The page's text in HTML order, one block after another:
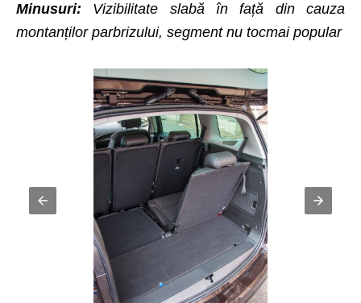
Minusuri: Vizibilitate slabă în față din cauza
montanților parbrizului, segment nu tocmai popular